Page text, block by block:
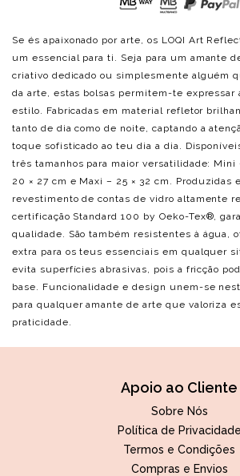
Se és apaixonado por arte, os LOQI Art
um essencial para ti. Seja para um amante
criativo dedicado ou simplesmente alguém
da arte, estas bolsas permitem-te expressar
estilo. Fabricadas em material refletor
tanto de dia como de noite, captando a
toque sofisticado ao teu dia a dia.
três tamanhos para maior versatilidade: Mini
20 × 27 cm e Maxi – 25 × 32 cm. Produzidas
revestimento de contas de vidro altamente
certificação Standard 100 by Oeko-Tex®,
qualidade. São também resistentes à água,
extra para os teus essenciais em qualquer
evita superfícies abrasivas, pois a fricção
base. Funcionalidade e design unem-se
para qualquer amante de arte que valoriza
praticidade.
Apoio ao Cliente
Sobre Nós
Política de Privacidade
Termos e Condições
Compras e Envios